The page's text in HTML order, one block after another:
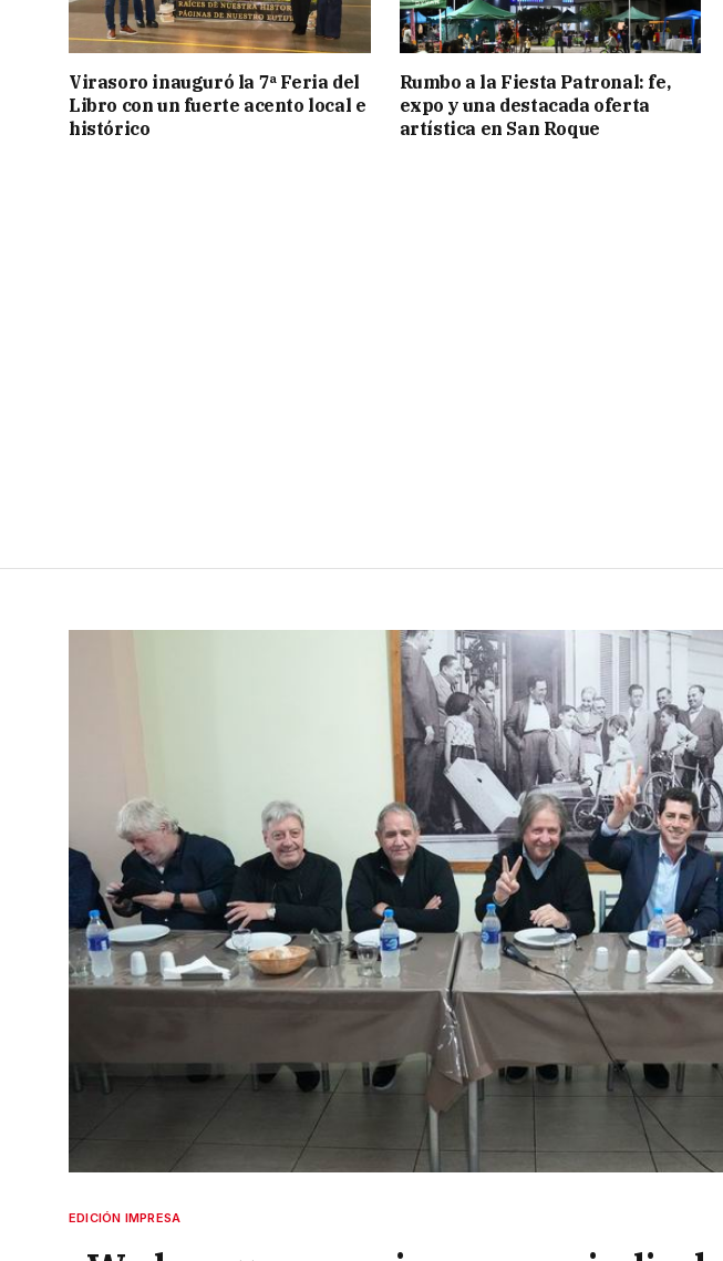
Virasoro inauguró la 7ª Feria del
Libro con un fuerte acento local e
histórico
Rumbo a la Fiesta Patronal: fe,
expo y una destacada oferta
artística en San Roque
EDICIÓN IMPRESA